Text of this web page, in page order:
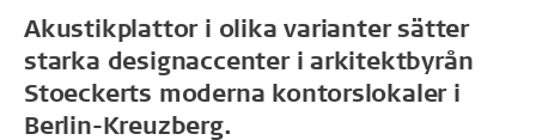
Akustikplattor i olika varianter sätter
starka designaccenter i arkitektbyrån
Stoeckerts moderna kontorslokaler i
Berlin-Kreuzberg.